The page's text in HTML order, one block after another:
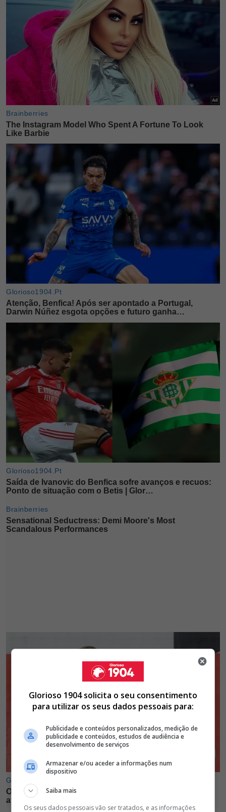
Glorioso 1904 solicita o seu consentimento
para utilizar os seus dados pessoais para:
Publicidade e conteúdos personalizados, medição de
publicidade e conteúdos, estudos de audiência e
desenvolvimento de serviços
Armazenar e/ou aceder a informações num
dispositivo
Saiba mais
Os seus dados pessoais vão ser tratados, e as informações